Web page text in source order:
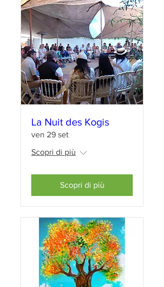
La Nuit des Kogis
ven 29 set
Scopri di più
Scopri di più